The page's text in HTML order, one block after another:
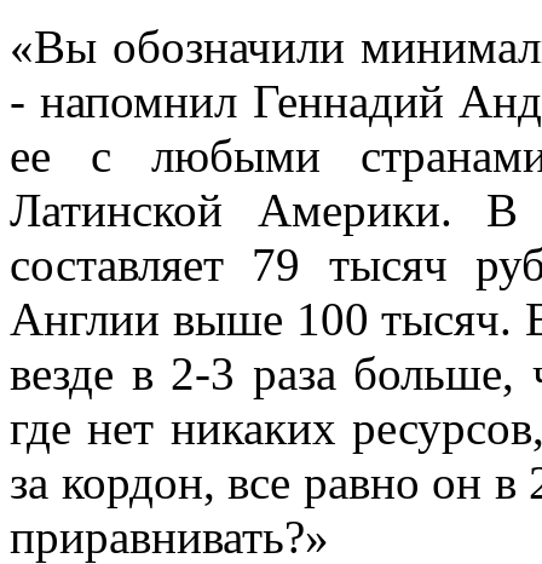
«Вы обозначили
- напомнил Геннадий
ее с любыми
Латинской Америки.
составляет 79 тысяч
Англии выше 100 тысяч.
везде в 2-3 раза
где нет никаких
за кордон, все равно он
приравнивать?»